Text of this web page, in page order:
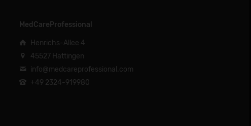
MedCareProfessional
Henrichs-Allee 4
45527 Hattingen
info@medcareprofessional.com
+49 2324-919980